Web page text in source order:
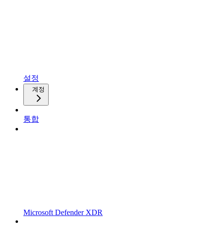
설정
계정
통합
Microsoft Defender XDR